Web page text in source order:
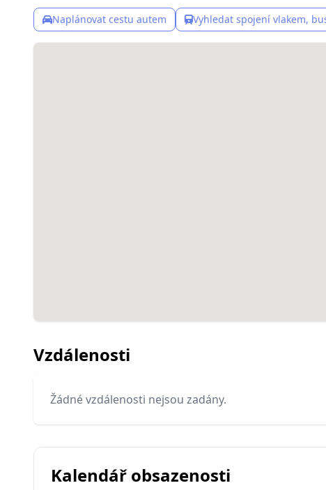
Naplánovat cestu autem Vyhledat spojení vlakem,
Vzdálenosti
Žádné vzdálenosti nejsou zadány.
Kalendář obsazenosti